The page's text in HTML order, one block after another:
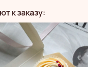
к заказу: